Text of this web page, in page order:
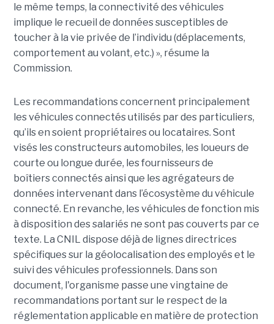
le même temps, la connectivité des véhicules
implique le recueil de données susceptibles de
toucher à la vie privée de l’individu (déplacements,
comportement au volant, etc.) », résume la
Commission.
Les recommandations concernent principalement
les véhicules connectés utilisés par des particuliers,
qu’ils en soient propriétaires ou locataires. Sont
visés les constructeurs automobiles, les loueurs de
courte ou longue durée, les fournisseurs de
boîtiers connectés ainsi que les agrégateurs de
données intervenant dans l’écosystème du véhicule
connecté. En revanche, les véhicules de fonction mis
à disposition des salariés ne sont pas couverts par ce
texte. La CNIL dispose déjà de lignes directrices
spécifiques sur la géolocalisation des employés et le
suivi des véhicules professionnels. Dans son
document, l'organisme passe une vingtaine de
recommandations portant sur le respect de la
réglementation applicable en matière de protection